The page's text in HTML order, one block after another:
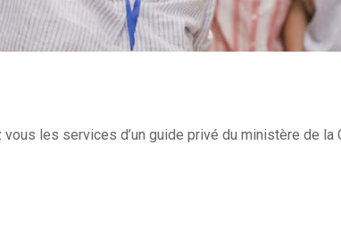
les services d’un guide privé du ministère de